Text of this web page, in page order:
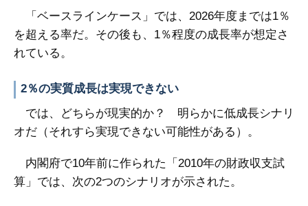
「ベースラインケース」では、2026年度までは1％
を超える率だ。その後も、1％程度の成長率が想定さ
れている。
2％の実質成長は実現できない
では、どちらが現実的か？ 明らかに低成長シナリ
オだ（それすら実現できない可能性がある）。
内閣府で10年前に作られた「2010年の財政収支試
算」では、次の2つのシナリオが示された。